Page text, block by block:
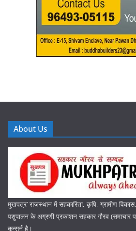
About Us
मुखपत्र’ राजस्थान में सहकारिता, कृषि, ग्रामीण
पशुपालन के अग्रणी प्रकाशन सहकार गौरव (समाचार
कन्सर्न है।